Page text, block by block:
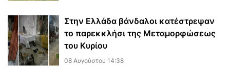
Στην Ελλάδα βάνδαλοι κατέστρεψαν
το παρεκκλήσι της Μεταμορφώσεως
του Κυρίου
08 Αυγούστου 14:38